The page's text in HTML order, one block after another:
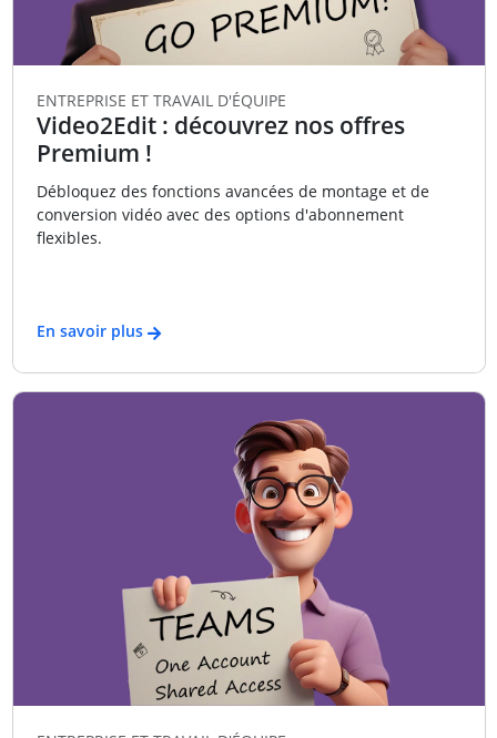
ENTREPRISE ET TRAVAIL D'ÉQUIPE
Video2Edit : découvrez nos offres
Premium !
Débloquez des fonctions avancées de montage et de
conversion vidéo avec des options d'abonnement
flexibles.
En savoir plus